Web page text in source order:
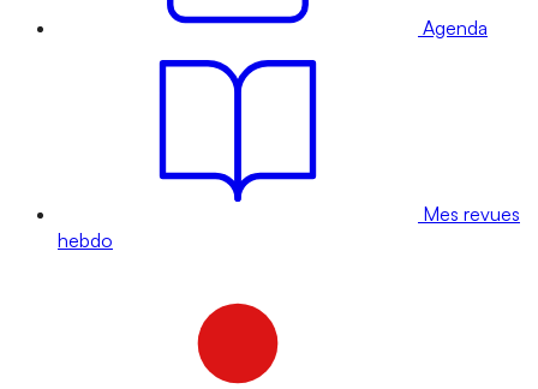
Agenda
Mes revues
hebdo